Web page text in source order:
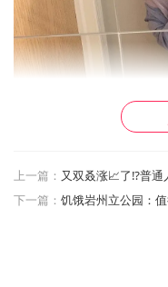
上一篇： 又双叒涨📈了⁉️普
下一篇： 饥饿岩州立公园：